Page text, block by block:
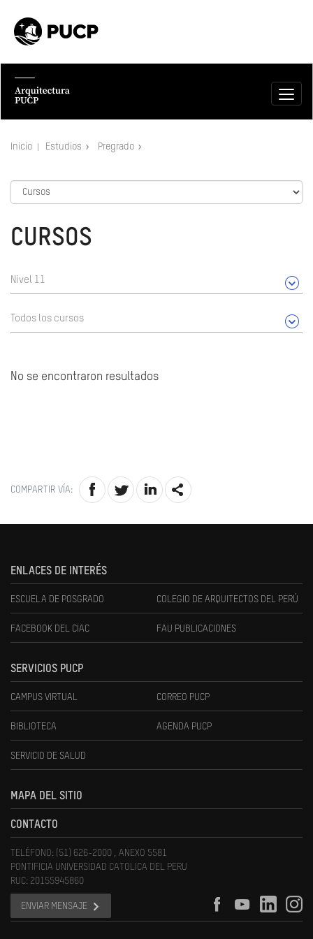
Inicio Estudios Pregrado
CURSOS
Nivel 11
Todos los cursos
No se encontraron resultados
COMPARTIR VÍA:
ENLACES DE INTERÉS
ESCUELA DE POSGRADO COLEGIO DE ARQUITECTOS DEL PERÚ
FACEBOOK DEL CIAC FAU PUBLICACIONES
SERVICIOS PUCP
CAMPUS VIRTUAL CORREO PUCP
BIBLIOTECA AGENDA PUCP
SERVICIO DE SALUD
MAPA DEL SITIO
CONTACTO
TELÉFONO: (51) 626-2000 , ANEXO 5581
PONTIFICIA UNIVERSIDAD CATOLICA DEL PERU
RUC: 20155945860
ENVIAR MENSAJE